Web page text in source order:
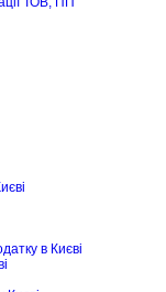
в Києві